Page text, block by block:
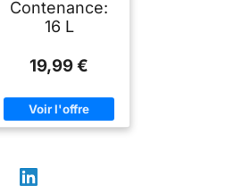
Contenance:
16 L
19,99 €